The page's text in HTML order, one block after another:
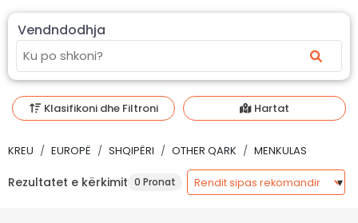
Vendndodhja
Klasifikoni dhe Filtroni Hartat
KREU EUROPË SHQIPËRI OTHER QARK MENKULAS
Rezultatet e kërkimit 0 Pronat